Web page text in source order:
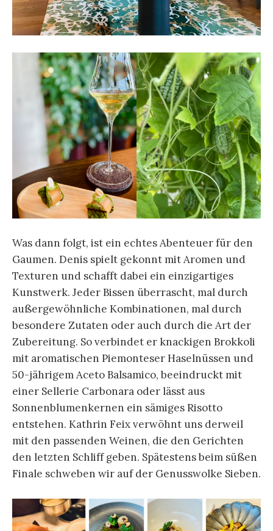
Was dann folgt, ist ein echtes Abenteuer für den
Gaumen. Denis spielt gekonnt mit Aromen und
Texturen und schafft dabei ein einzigartiges
Kunstwerk. Jeder Bissen überrascht, mal durch
außergewöhnliche Kombinationen, mal durch
besondere Zutaten oder auch durch die Art der
Zubereitung. So verbindet er knackigen Brokkoli
mit aromatischen Piemonteser Haselnüssen und
50-jährigem Aceto Balsamico, beeindruckt mit
einer Sellerie Carbonara oder lässt aus
Sonnenblumenkernen ein sämiges Risotto
entstehen. Kathrin Feix verwöhnt uns derweil
mit den passenden Weinen, die den Gerichten
den letzten Schliff geben. Spätestens beim süßen
Finale schweben wir auf der Genusswolke Sieben.